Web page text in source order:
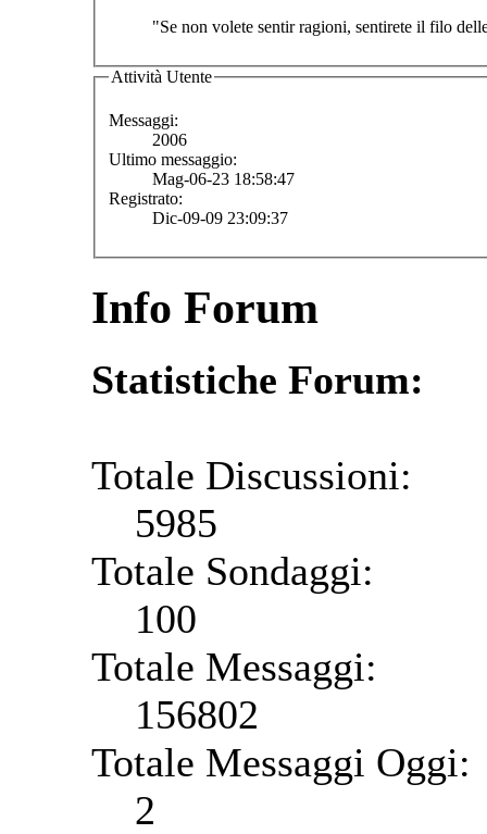
"Se non volete sentir ragioni, sentirete il filo
Attività Utente
Messaggi:
2006
Ultimo messaggio:
Mag-06-23 18:58:47
Registrato:
Dic-09-09 23:09:37
Info Forum
Statistiche Forum:
Totale Discussioni:
5985
Totale Sondaggi:
100
Totale Messaggi:
156802
Totale Messaggi Oggi:
2